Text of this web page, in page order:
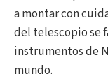
a montar con
del telescopio se
instrumentos de
mundo.